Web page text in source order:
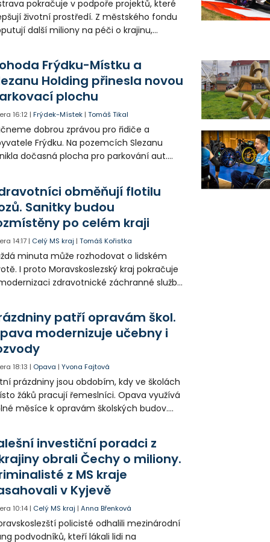
pokračuje v podpoře projektů, které
životní prostředí. Z městského fondu
další miliony na péči o krajinu,
Frýdku-Místku a
Holding přinesla novou
plochu
16:12 |Frýdek-Místek |Tomáš Tikal
dobrou zprávou pro řidiče a
Frýdku. Na pozemcích Slezanu
dočasná plocha pro parkování aut.
obměňují flotilu
Sanitky budou
po celém kraji
14:17 | Celý MS kraj |Tomáš Kořistka
minuta může rozhodovat o lidském
I proto Moravskoslezský kraj pokračuje
zdravotnické záchranné služby
patří opravám škol.
modernizuje učebny i
18:13 | Opava |Yvona Fajtová
prázdniny jsou obdobím, kdy ve školách
žáků pracují řemeslníci. Opava využívá
měsíce k opravám školských budov.
investiční poradci z
obrali Čechy o miliony.
z MS kraje
v Kyjevě
10:14 | Celý MS kraj |Anna Břenková
policisté odhalili mezinárodní
podvodníků, kteří lákali lidi na